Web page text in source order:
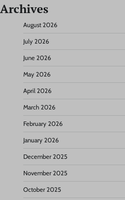
Archives
August 2026
July 2026
June 2026
May 2026
April 2026
March 2026
February 2026
January 2026
December 2025
November 2025
October 2025